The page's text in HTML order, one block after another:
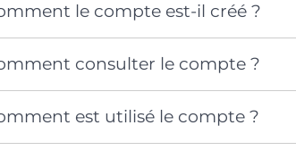
le compte est-il créé ?
consulter le compte ?
est utilisé le compte ?